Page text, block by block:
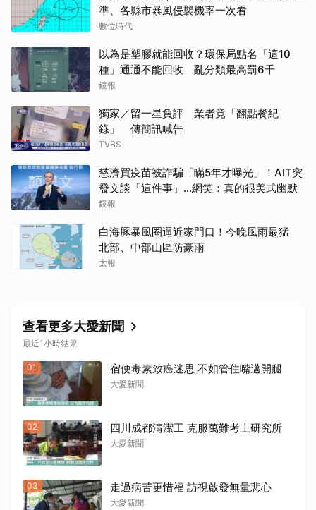
準、各縣市暴風侵襲機率一次看
數位時代
以為是塑膠就能回收？環保局點名「這10
種」通通不能回收 亂分類最高罰6千
鏡報
獨家／留一星負評 業者竟「翻點餐紀
錄」 傳簡訊喊告
TVBS
慈濟買疫苗被詐騙「瞞5年才曝光」！AIT突
發文談「這件事」…網笑：真的很美式幽默
鏡報
白海豚暴風圈逼近家門口！今晚風雨最猛
北部、中部山區防豪雨
太報
查看更多大愛新聞
最近1小時結果
01 宿便毒素致癌迷思 不如管住嘴邁開腿
大愛新聞
02 四川成都清潔工 克服萬難考上研究所
大愛新聞
03 走過病苦更惜福 訪視啟發無量悲心
大愛新聞